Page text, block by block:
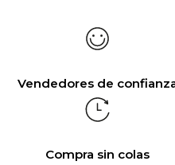
Vendedores de
Compra sin colas